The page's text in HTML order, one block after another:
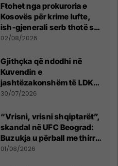
Ftohet nga prokuroria e
Kosovës për krime lufte,
ish-gjenerali serb thotë se
dikush e tradhtoi në
02/08/2026
Gjithçka që ndodhi në
Kuvendin e
jashtëzakonshëm të LDK-
së
30/07/2026
“Vrisni, vrisni shqiptarët”,
skandal në UFC Beograd:
Buzukja u përball me thirrje
anti-shqiptare nga
01/08/2026